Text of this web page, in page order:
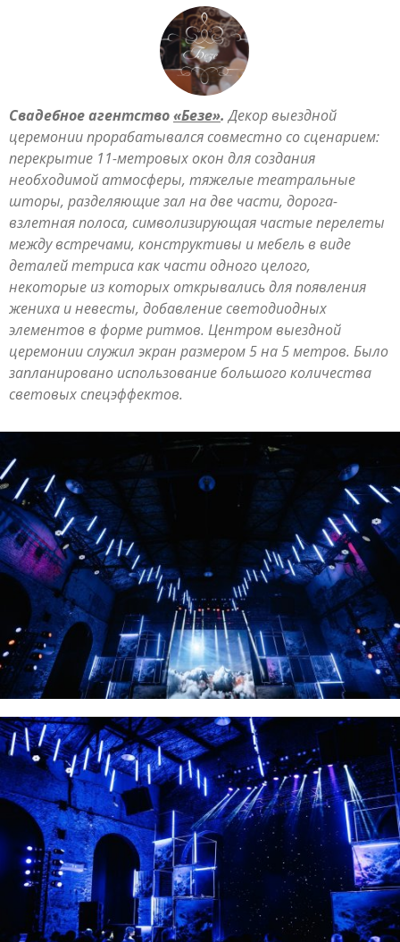
Свадебное агентство«Безе». Декор выездной
церемонии прорабатывался совместно со сценарием:
перекрытие 11-метровых окон для создания
необходимой атмосферы, тяжелые театральные
шторы, разделяющие зал на две части, дорога-
взлетная полоса, символизирующая частые перелеты
между встречами, конструктивы и мебель в виде
деталей тетриса как части одного целого,
некоторые из которых открывались для появления
жениха и невесты, добавление светодиодных
элементов в форме ритмов. Центром выездной
церемонии служил экран размером 5 на 5 метров. Было
запланировано использование большого количества
световых спецэффектов.